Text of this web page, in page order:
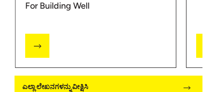
For Building Well
ಎಲ್ಲಾ ಲೇಖನಗಳನ್ನು ವೀಕ್ಷಿಸಿ